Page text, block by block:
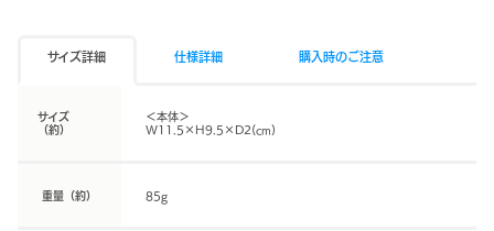
サイズ詳細 仕様詳細 購入時のご注意
サイズ
（約）
＜本体＞
W11.5×H9.5×D2(cm)
重量（約） 85g